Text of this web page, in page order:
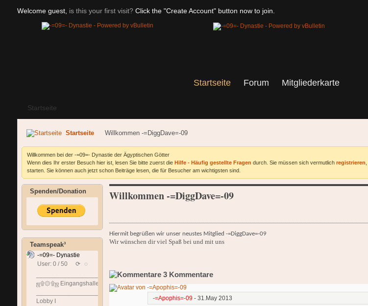
Welcome guest, is this your first visit? Click the "Create Account" button now to join.
Startseite
Startseite
Forum Mitgliederkarte
Startseite Willkommen -=DiggDave=-09
Willkommen bei der -=09=- Dynastie der Ägyptischen Götter
Wenn dies Ihr erster Besuch hier ist, lesen Sie bitte zuerst die Hilfe - Häufig gestellte Fragen durch. Sie müssen sich vermutlich registrieren
starten. Sie können auch jetzt schon Beiträge lesen, die für Besucher am wichtigsten sind.
Spenden/Donation
Teamspeak³
-=09=- Dynastie
User: 0 / 50
⟳ ◌
______________________________
ஜ۩۞۩ஜ Eingangshalle ஜ۩۞۩ஜ
______________________________
Lobby I
Willkommen -=DiggDave=-09
Hiermit begrüßen wir unser neustes Mitglied -=DiggDave=-09
Wir wünschen dir viel Spaß bei und mit uns
3 Kommentare
-=Apophis=-09 -31.May 2013